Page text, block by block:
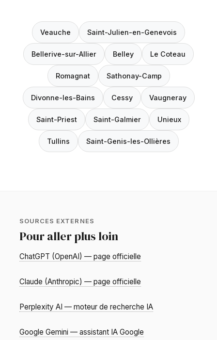
Veauche Saint-Julien-en-Genevois
Bellerive-sur-Allier Belley Le Coteau
Romagnat Sathonay-Camp
Divonne-les-Bains Cessy Vaugneray
Saint-Priest Saint-Galmier Unieux
Tullins Saint-Genis-les-Ollières
SOURCES EXTERNES
Pour aller plus loin
ChatGPT (OpenAI) — page officielle
Claude (Anthropic) — page officielle
Perplexity AI — moteur de recherche IA
Google Gemini — assistant IA Google